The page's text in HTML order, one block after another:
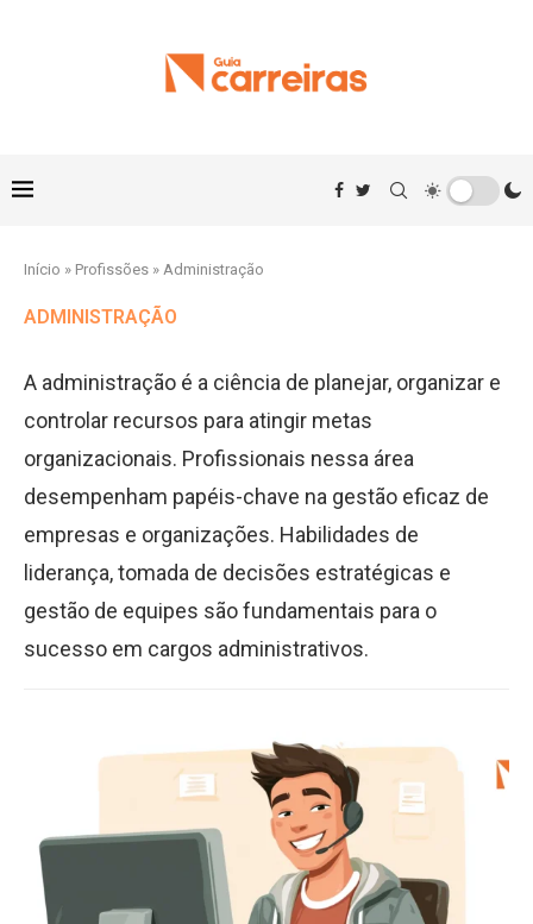
Início » Profissões » Administração
ADMINISTRAÇÃO
A administração é a ciência de planejar, organizar e
controlar recursos para atingir metas
organizacionais. Profissionais nessa área
desempenham papéis-chave na gestão eficaz de
empresas e organizações. Habilidades de
liderança, tomada de decisões estratégicas e
gestão de equipes são fundamentais para o
sucesso em cargos administrativos.